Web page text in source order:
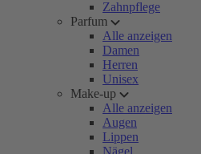
Zahnpflege
Parfum
Alle anzeigen
Damen
Herren
Unisex
Make-up
Alle anzeigen
Augen
Lippen
Nägel